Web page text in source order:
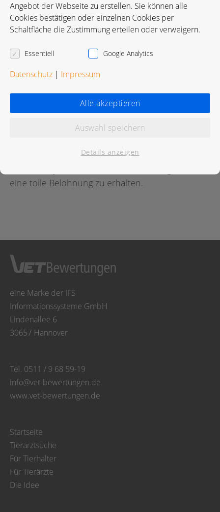
Karte in Google Maps öffnen
Bewertungen
Für diese Praxis wurde noch keine Bewertung
eine tolle Belohnung zu erhalten.
eine Marke der IFS
Informationssysteme GmbH
Lindenallee 6
30657 Hannover
Tel. 0511 / 9 68 59-19
info@vet-bewertungen.de
www.vet-bewertungen.de
Startseite
Tierarztsuche
Für Tierhalter
Für Tierärzte
Die Idee
Angebot der Webseite zu erstellen. Sie können alle
Cookies bestätigen oder einzelnen Cookies per
Schaltfläche die Zustimmung erteilen oder verweigern.
Essentiell Google Analytics
Datenschutz | Impressum
Alle akzeptieren
Auswahl speichern
Details anzeigen